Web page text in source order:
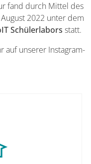
fand durch Mittel des
August 2022 unter dem
Schülerlabors statt.
auf unserer Instagram-